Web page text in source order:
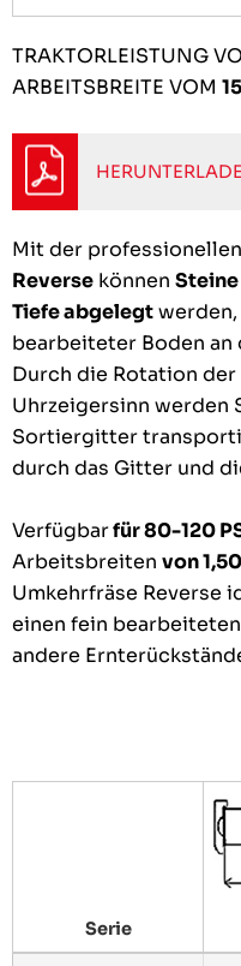
TRAKTORLEISTUNG
ARBEITSBREITE VOM
Mit der professionellen
Reverse können
Tiefe abgelegt
bearbeiteter Boden
Durch die Rotation
Uhrzeigersinn werden
Sortiergitter
durch das Gitter und
Verfügbarfür 80-120
Arbeitsbreiten von
Umkehrfräse Reverse
einen fein
andere
Serie